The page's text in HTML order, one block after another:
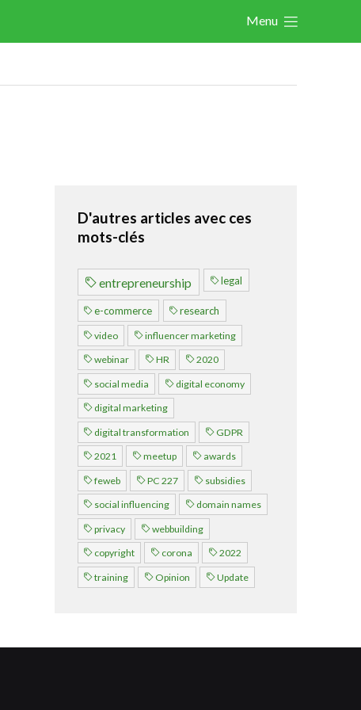
Menu
D'autres articles avec ces
mots-clés
entrepreneurship legal
e-commerce research
video influencer marketing
webinar HR 2020
social media digital economy
digital marketing
digital transformation GDPR
2021 meetup awards
feweb PC 227 subsidies
social influencing domain names
privacy webbuilding
copyright corona 2022
training Opinion Update
Les nouvelles du secteur
Expertise
Le Toolbox
Annuaire prestataires
A propos
Become a member